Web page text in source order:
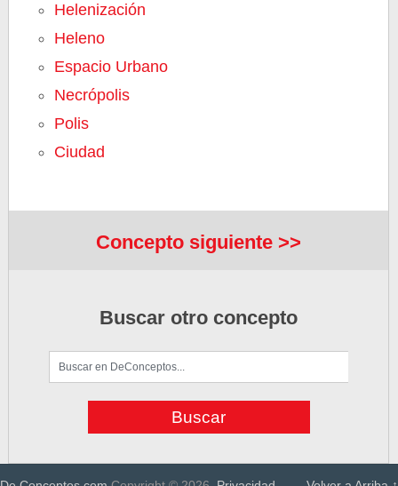
Helenización
Heleno
Espacio Urbano
Necrópolis
Polis
Ciudad
Concepto siguiente >>
Buscar otro concepto